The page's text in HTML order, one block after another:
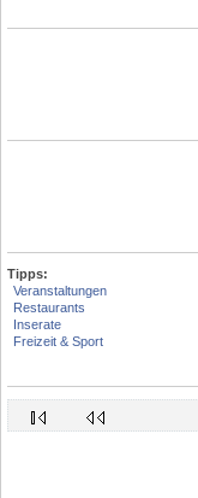
Tipps:
Veranstaltungen
Restaurants
Inserate
Freizeit & Sport